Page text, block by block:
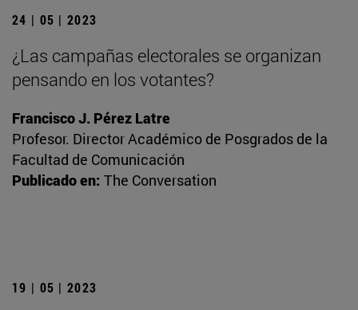
24 | 05 | 2023
¿Las campañas electorales se organizan
pensando en los votantes?
Francisco J. Pérez Latre
Profesor. Director Académico de Posgrados de la
Facultad de Comunicación
Publicado en: The Conversation
19 | 05 | 2023